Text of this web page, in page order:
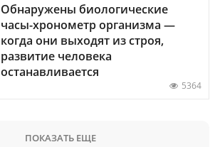
Обнаружены биологические
часы-хронометр организма —
когда они выходят из строя,
развитие человека
останавливается
5364
ПОКАЗАТЬ ЕЩЕ